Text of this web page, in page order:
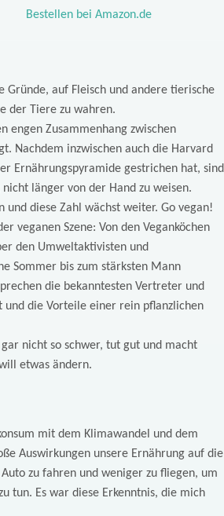
Bestellen bei Amazon.de
Gründe, auf Fleisch und andere tierische
der Tiere zu wahren.
engen Zusammenhang zwischen
Nachdem inzwischen auch die Harvard
Ernährungspyramide gestrichen hat, sind
länger von der Hand zu weisen.
diese Zahl wächst weiter. Go vegan!
veganen Szene: Von den Veganköchen
den Umweltaktivisten und
Sommer bis zum stärksten Mann
die bekanntesten Vertreter und
und die Vorteile einer rein pflanzlichen
nicht so schwer, tut gut und macht
etwas ändern.
mit dem Klimawandel und dem
Auswirkungen unsere Ernährung auf die
zu fahren und weniger zu fliegen, um
tun. Es war diese Erkenntnis, die mich